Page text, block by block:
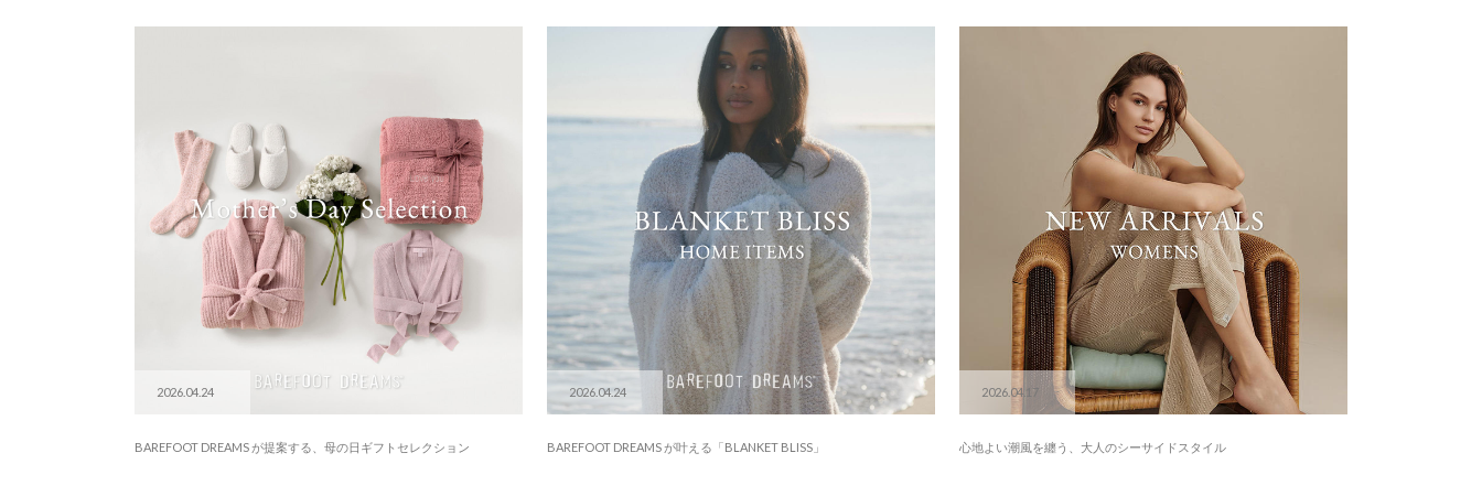
2026.04.24
BAREFOOT DREAMS が提案する、母の日ギフトセレクション
2026.04.24
BAREFOOT DREAMS が叶える「BLANKET BLISS」
2026.04.17
心地よい潮風を纏う、大人のシーサイドスタイル